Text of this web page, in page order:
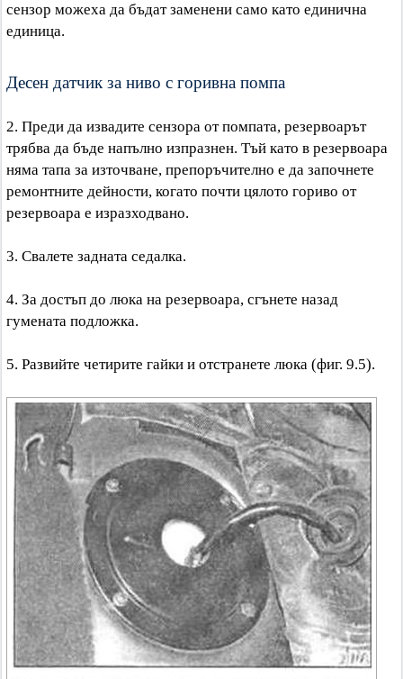
сензор можеха да бъдат заменени само като единична
единица.
Десен датчик за ниво с горивна помпа
2. Преди да извадите сензора от помпата, резервоарът
трябва да бъде напълно изпразнен. Тъй като в резервоара
няма тапа за източване, препоръчително е да започнете
ремонтните дейности, когато почти цялото гориво от
резервоара е изразходвано.
3. Свалете задната седалка.
4. За достъп до люка на резервоара, сгънете назад
гумената подложка.
5. Развийте четирите гайки и отстранете люка (фиг. 9.5).